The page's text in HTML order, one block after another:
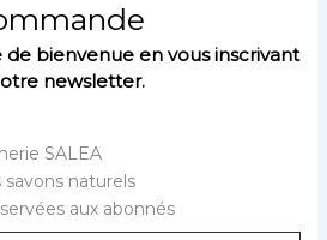
bienvenue en vous inscrivant
newsletter.
SALEA
savons naturels
aux abonnés